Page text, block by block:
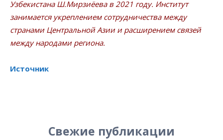
Узбекистана Ш.Мирзиёева в 2021 году. Институт
занимается укреплением сотрудничества между
странами Центральной Азии и расширением связей
между народами региона.
Источник
Свежие публикации